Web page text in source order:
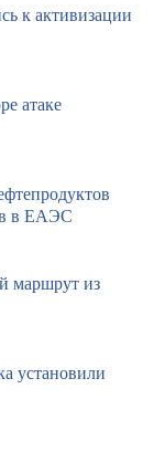
к активизации
атаке
в ЕАЭС
маршрут из
установили